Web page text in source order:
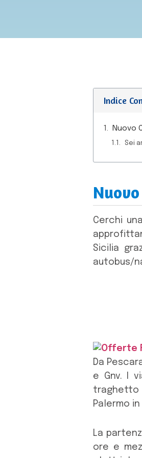
Indice
Nuovo
Sei
Cerchi
Sicilia
autobus/
Da
e Gnv. I
traghetto
Palermo
La
ore e